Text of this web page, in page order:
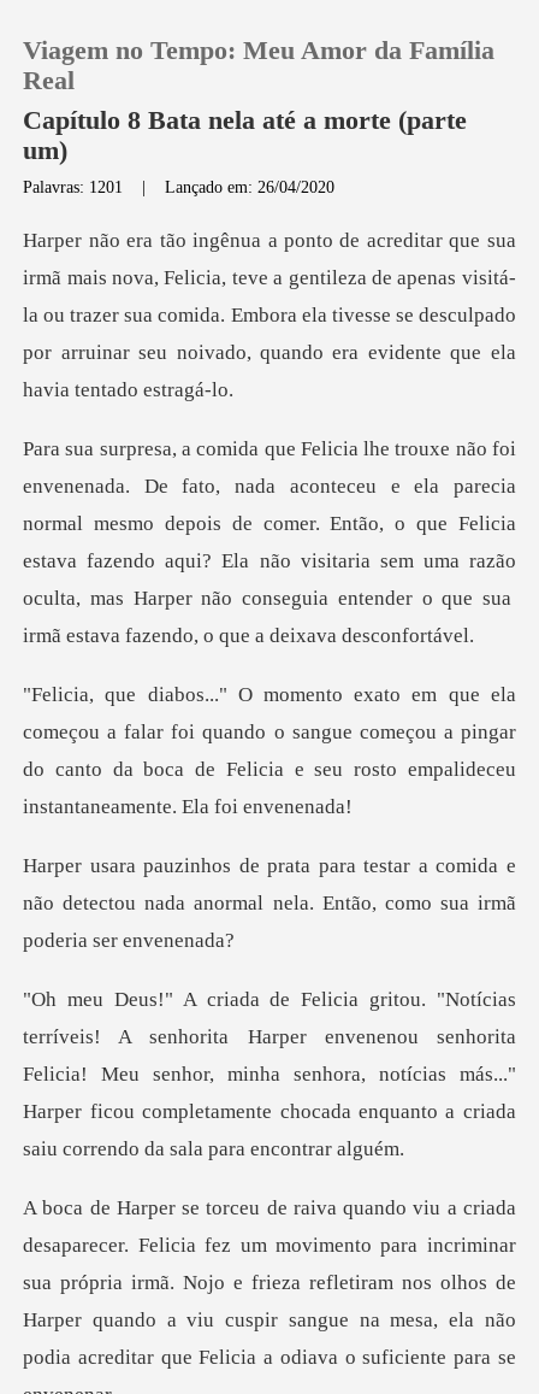
Loja
Histórico
Sair
Baixar App
Viagem no Tempo: Meu Amor da Família
Real
Capítulo 8 Bata nela até a morte (parte
um)
Palavras: 1201 |Lançado em: 26/04/2020
e a gentileza de apenas visitá-
la ou trazer sua comida. Embora ela tivesse se descul
ia
normal mesmo depois de comer. Então, o que Felicia
estava fazendo aqui? Ela não visitaria sem uma razão
ar foi quando o sangue começou a pingar
do canto da boca de Felic
a comida e
não detectou nada anormal nela. E
nvenenou senhorita
Felicia! Meu senhor, minha senhora, notícias más..."
Harper ficou
ara incriminar
sua própria irmã. Nojo e frieza refletiram nos olhos de
Harper quando a viu cusp